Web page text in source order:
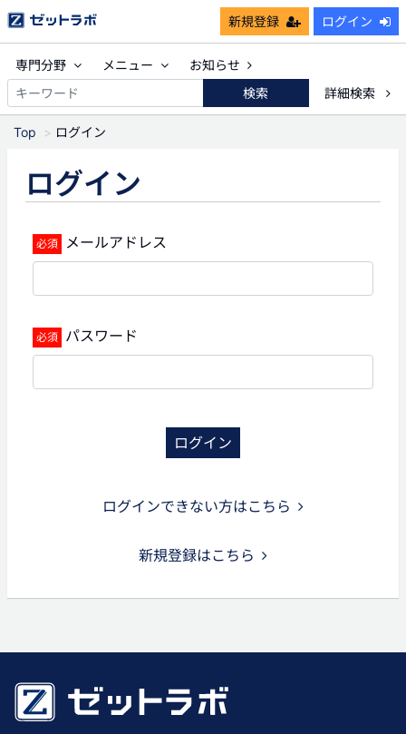
新規登録 ログイン
専門分野 メニュー
お知らせ
検索
詳細検索
Top ログイン
ログイン
メールアドレス
パスワード
ログイン
ログインできない方はこちら
新規登録はこちら